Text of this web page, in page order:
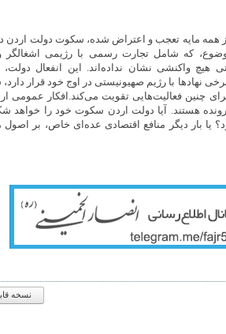
مایه تعجب و اعتراض شده، سکوت دولت اردن
که شامل تجارت رسمی با رژیمی اشغالگر
واکنشی نشان نداده‌اند. این انفعال دولت،
نهادها با رژیم صهیونیستی در اوج خود قرار دارد،
چنین فعالیت‌هایی تقویت می‌کند.افکار عمومی
هستند. آیا دولت اردن سکوت خود را خواهد
یا بار دیگر منافع اقتصادی عده‌ای خاص، بر اصول
نسخه